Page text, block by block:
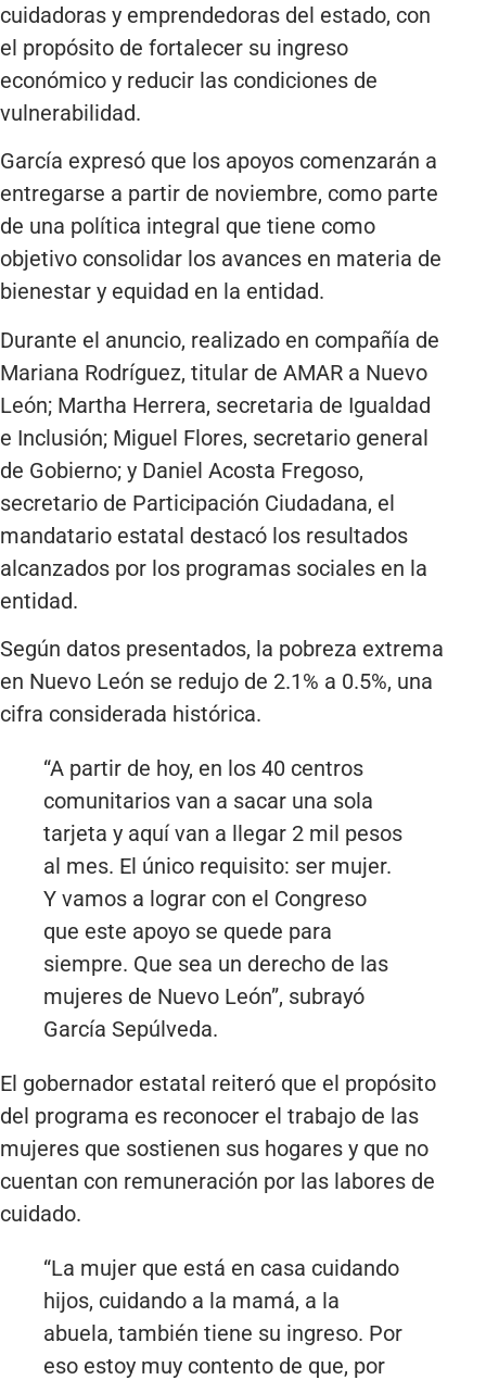
cuidadoras y emprendedoras del estado, con
el propósito de fortalecer su ingreso
económico y reducir las condiciones de
vulnerabilidad.
García expresó que los apoyos comenzarán a
entregarse a partir de noviembre, como parte
de una política integral que tiene como
objetivo consolidar los avances en materia de
bienestar y equidad en la entidad.
Durante el anuncio, realizado en compañía de
Mariana Rodríguez, titular de AMAR a Nuevo
León; Martha Herrera, secretaria de Igualdad
e Inclusión; Miguel Flores, secretario general
de Gobierno; y Daniel Acosta Fregoso,
secretario de Participación Ciudadana, el
mandatario estatal destacó los resultados
alcanzados por los programas sociales en la
entidad.
Según datos presentados, la pobreza extrema
en Nuevo León se redujo de 2.1% a 0.5%, una
cifra considerada histórica.
“A partir de hoy, en los 40 centros
comunitarios van a sacar una sola
tarjeta y aquí van a llegar 2 mil pesos
al mes. El único requisito: ser mujer.
Y vamos a lograr con el Congreso
que este apoyo se quede para
siempre. Que sea un derecho de las
mujeres de Nuevo León”, subrayó
García Sepúlveda.
El gobernador estatal reiteró que el propósito
del programa es reconocer el trabajo de las
mujeres que sostienen sus hogares y que no
cuentan con remuneración por las labores de
cuidado.
“La mujer que está en casa cuidando
hijos, cuidando a la mamá, a la
abuela, también tiene su ingreso. Por
eso estoy muy contento de que, por